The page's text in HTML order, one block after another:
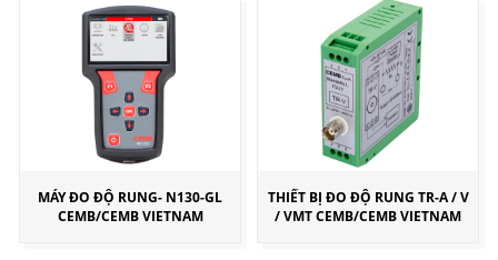
MÁY ĐO ĐỘ RUNG- N130-GL
CEMB/CEMB VIETNAM
THIẾT BỊ ĐO ĐỘ RUNG TR-A / V
/ VMT CEMB/CEMB VIETNAM